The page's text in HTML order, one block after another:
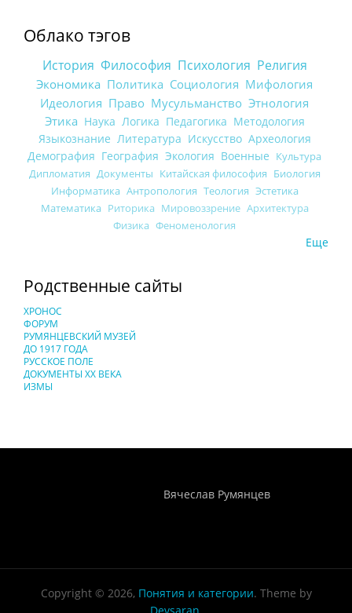
Облако тэгов
История Философия Психология Религия
Экономика Политика Социология Мифология
Идеология Право Мусульманство Этнология
Этика Наука Логика Педагогика Методология
Языкознание Литература Искусство Археология
Демография География Экология Военные Культура
Дипломатия Документы Китайская философия Биология
Информатика Антропология Теология Эстетика
Математика Риторика Мировоззрение Архитектура
Физика Феноменология
Еще
Родственные сайты
ХРОНОС
ФОРУМ
РУМЯНЦЕВСКИЙ МУЗЕЙ
ДО 1917 ГОДА
РУССКОЕ ПОЛЕ
ДОКУМЕНТЫ XX ВЕКА
ИЗМЫ
Вячеслав Румянцев
Copyright © 2026, Понятия и категории. Theme by
Devsaran